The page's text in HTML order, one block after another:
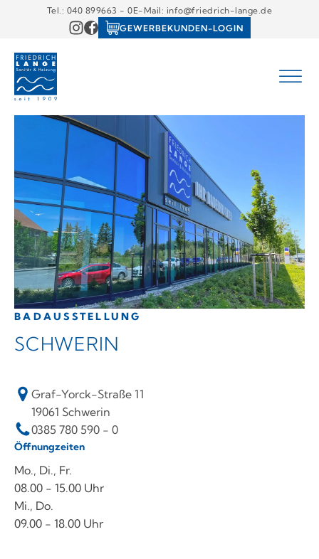
Tel.: 040 899663 - 0E-Mail: info@friedrich-lange.de
GEWERBEKUNDEN-LOGIN
BADAUSSTELLUNG
SCHWERIN
Graf-Yorck-Straße 11
19061 Schwerin
0385 780 590 - 0
Öffnungzeiten
Mo., Di., Fr.
08.00 - 15.00 Uhr
Mi., Do.
09.00 - 18.00 Uhr